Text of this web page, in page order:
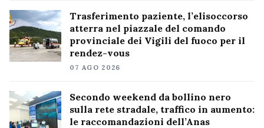
Trasferimento paziente, l’elisoccorso
atterra nel piazzale del comando
provinciale dei Vigili del fuoco per il
rendez-vous
07 AGO 2026
Secondo weekend da bollino nero
sulla rete stradale, traffico in aumento:
le raccomandazioni dell’Anas